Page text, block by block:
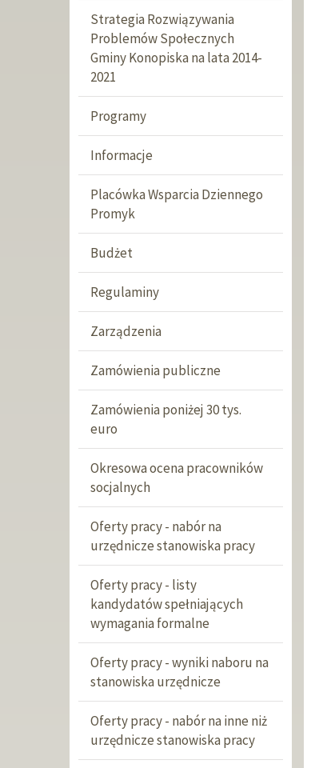
Strategia Rozwiązywania
Problemów Społecznych
Gminy Konopiska na lata 2014-
2021
Programy
Informacje
Placówka Wsparcia Dziennego
Promyk
Budżet
Regulaminy
Zarządzenia
Zamówienia publiczne
Zamówienia poniżej 30 tys.
euro
Okresowa ocena pracowników
socjalnych
Oferty pracy - nabór na
urzędnicze stanowiska pracy
Oferty pracy - listy
kandydatów spełniających
wymagania formalne
Oferty pracy - wyniki naboru na
stanowiska urzędnicze
Oferty pracy - nabór na inne niż
urzędnicze stanowiska pracy